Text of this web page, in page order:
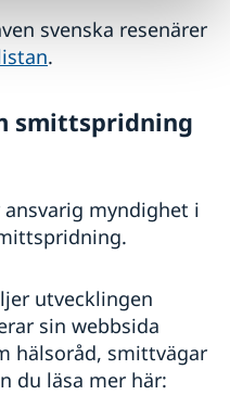
svenska resenärer
.
smittspridning
myndighet i
utvecklingen
sin webbsida
hälsoråd, smittvägar
du läsa mer här: